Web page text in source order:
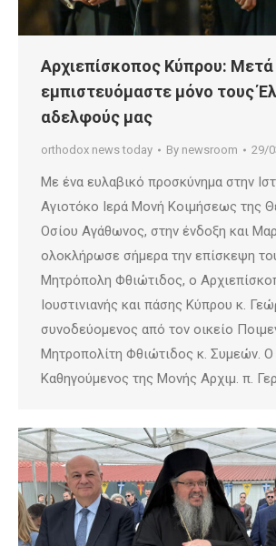
Αρχιεπίσκοπος Κύπρου:
εμπιστευόμαστε μόνο τους
αδελφούς μας
orthodox news today By newsroom 29/
Με ένα ευλαβικό προσκύνημα στην
Αγιοτόκο Ιερά Μονή Κοιμήσεως της
Οσίου Αγάθωνος, στην ένδοξη και
ολοκλήρωσε σήμερα την επίσκεψη
Μητρόπολη Φθιώτιδος, ο
Ιουστινιανής και πάσης Κύπρου κ.
συνοδεύομενος από τον οικείο
Μητροπολίτη Φθιώτιδος κ. Συμεών. Ο
Καθηγούμενος της Μονής Αρχιμ. π.